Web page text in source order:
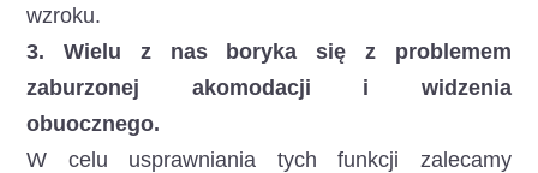
wzroku.
3. Wielu z nas boryka się z problemem
zaburzonej akomodacji i widzenia
obuocznego.
W celu usprawniania tych funkcji zalecamy